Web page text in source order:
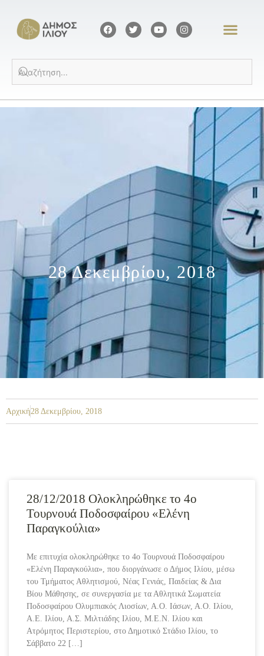
28 Δεκεμβρίου, 2018
Αρχική28 Δεκεμβρίου, 2018
28/12/2018 Ολοκληρώθηκε το 4ο
Τουρνουά Ποδοσφαίρου «Ελένη
Παραγκούλια»
Με επιτυχία ολοκληρώθηκε το 4ο Τουρνουά Ποδοσφαίρου
«Ελένη Παραγκούλια», που διοργάνωσε ο Δήμος Ιλίου, μέσω
του Τμήματος Αθλητισμού, Νέας Γενιάς, Παιδείας & Δια
Βίου Μάθησης, σε συνεργασία με τα Αθλητικά Σωματεία
Ποδοσφαίρου Ολυμπιακός Λιοσίων, Α.Ο. Ιάσων, Α.Ο. Ιλίου,
Α.Ε. Ιλίου, Α.Σ. Μιλτιάδης Ιλίου, Μ.Ε.Ν. Ιλίου και
Ατρόμητος Περιστερίου, στο Δημοτικό Στάδιο Ιλίου, το
Σάββατο 22 […]